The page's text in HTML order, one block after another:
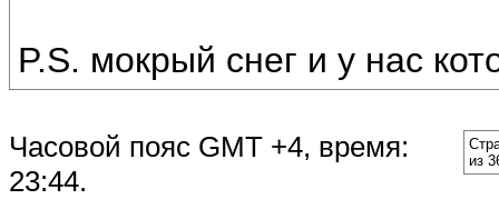
P.S. мокрый снег и у нас
Часовой пояс GMT +4, время:
23:44.
из